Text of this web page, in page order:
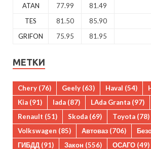
ATAN 77.99 81.49
TES
81.50 85.90
GRIFON
75.95 81.95
МЕТКИ
Chery (76) Geely (63) Haval (54)
Kia (91) lada (87) LAda Granta (97)
Renault (51) Skoda (69) Toyota (78)
Volkswagen (85) Автоваз (706)
ГИБДД (91) Закон (556) ОСАГО (49)